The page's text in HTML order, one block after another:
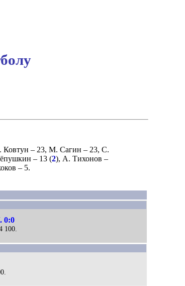
– 23, М. Сагин – 23, С.
– 13 (2), А. Тихонов –
– 5.
0:0
100.